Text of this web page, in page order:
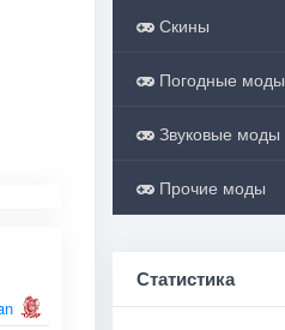
Скины
Погодные моды
Звуковые моды
Прочие моды
Статистика